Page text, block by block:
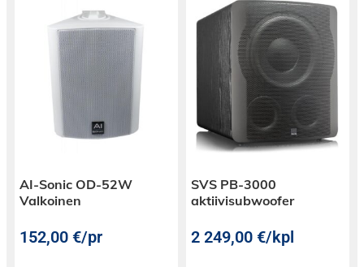
AI-Sonic OD-52W
Valkoinen
152,00€/pr
SVS PB-3000
aktiivisubwoofer
2 249,00€/kpl